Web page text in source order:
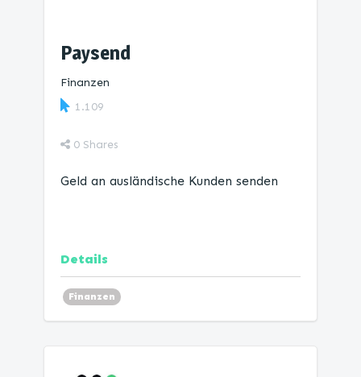
Paysend
Finanzen
1.109
0 Shares
Geld an ausländische Kunden senden
Details
Finanzen